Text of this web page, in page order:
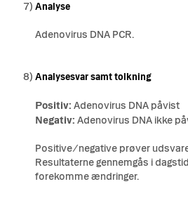
7) Analyse
Adenovirus DNA PCR.
8) Analysesvar samt tolkning
Positiv: Adenovirus DNA påvist
Negativ: Adenovirus DNA ikke
Positive/negative prøver
Resultaterne gennemgås i
forekomme ændringer.